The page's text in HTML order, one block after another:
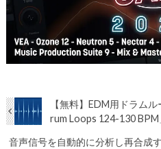
【無料】EDM用ドラム
rum Loops 124-130 BPM
音声信号を自動的に分析し再合成